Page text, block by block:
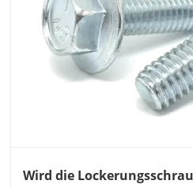
Wird die